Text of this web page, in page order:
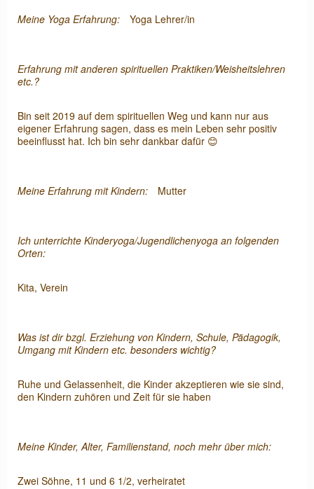
Meine Yoga Erfahrung: Yoga Lehrer/in
Erfahrung mit anderen spirituellen Praktiken/Weisheitslehren
etc.?
Bin seit 2019 auf dem spirituellen Weg und kann nur aus
eigener Erfahrung sagen, dass es mein Leben sehr positiv
beeinflusst hat. Ich bin sehr dankbar dafür 😊
Meine Erfahrung mit Kindern: Mutter
Ich unterrichte Kinderyoga/Jugendlichenyoga an folgenden
Orten:
Kita, Verein
Was ist dir bzgl. Erziehung von Kindern, Schule, Pädagogik,
Umgang mit Kindern etc. besonders wichtig?
Ruhe und Gelassenheit, die Kinder akzeptieren wie sie sind,
den Kindern zuhören und Zeit für sie haben
Meine Kinder, Alter, Familienstand, noch mehr über mich:
Zwei Söhne, 11 und 6 1/2, verheiratet